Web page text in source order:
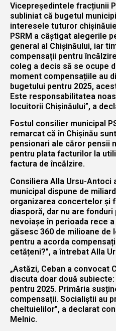
Vicepreședintele fracțiunii
subliniat că bugetul
interesele tuturor
PSRM a câștigat alegerile
general al Chișinăului, iar
compensații pentru
coleg a decis să se ocupe
moment compensațiile au
bugetului pentru 2025,
Este responsabilitatea
locuitorii Chișinăului”, a
Fostul consilier municipal
remarcat că în Chișinău
pensionari ale căror pensii
pentru plata facturilor la
factura de încălzire.
Consiliera Alla Ursu-Antoci
municipal dispune de
organizarea concertelor și
diasporă, dar nu are
nevoiașe în perioada rece a
găsesc 360 de milioane de
pentru a acorda
cetățeni?”, a întrebat Alla
„Astăzi, Ceban a convocat
discuta doar două
pentru 2025. Primăria
compensații. Socialiștii au
cheltuielilor”, a declarat
Melnic.